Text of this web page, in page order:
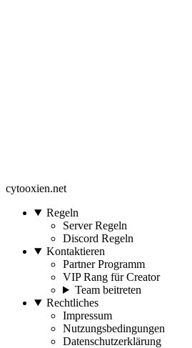
cytooxien.net
Regeln
Server Regeln
Discord Regeln
Kontaktieren
Partner Programm
VIP Rang für Creator
Team beitreten
Rechtliches
Impressum
Nutzungsbedingungen
Datenschutzerklärung